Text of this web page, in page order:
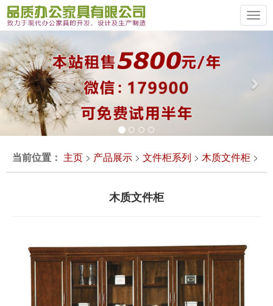
Previous
当前位置： 主页 > 产品展示 > 文件柜系列 > 木质文件柜 >
木质文件柜